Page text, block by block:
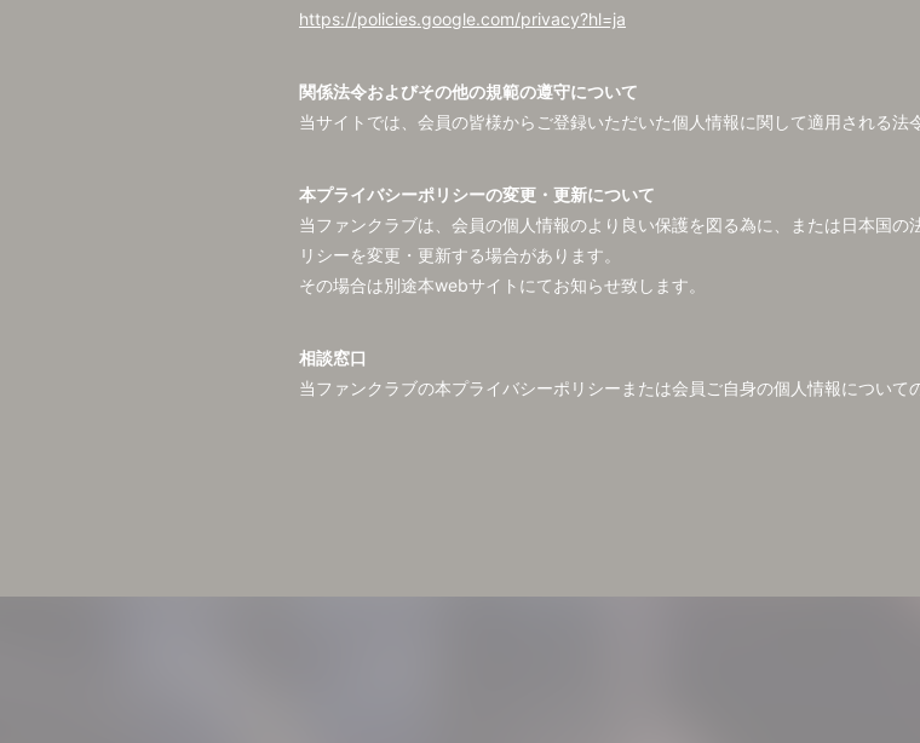
https://policies.google.com/privacy?hl=ja
関係法令およびその他の規範の遵守について
当サイトでは、会員の皆様からご登録いただいた個人情報に関して適用される法
本プライバシーポリシーの変更・更新について
当ファンクラブは、会員の個人情報のより良い保護を図る為に、または日本国
リシーを変更・更新する場合があります。
その場合は別途本webサイトにてお知らせ致します。
相談窓口
当ファンクラブの本プライバシーポリシーまたは会員ご自身の個人情報について